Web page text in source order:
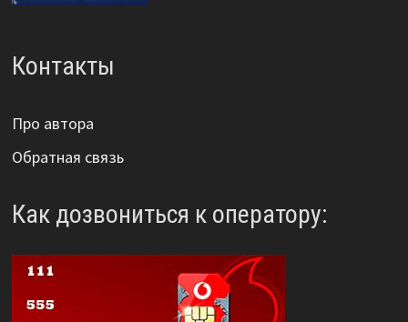
Контакты
Про автора
Обратная связь
Как дозвониться к оператору: